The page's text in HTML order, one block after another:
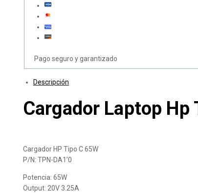
Pago seguro y garantizado
Descripción
Cargador Laptop
Cargador HP Tipo C 65W
P/N: TPN-DA1’0
Potencia: 65W
Output: 20V 3.25A